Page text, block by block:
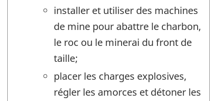
installer et utiliser des machines
de mine pour abattre le charbon,
le roc ou le minerai du front de
taille;
placer les charges explosives,
régler les amorces et détoner les